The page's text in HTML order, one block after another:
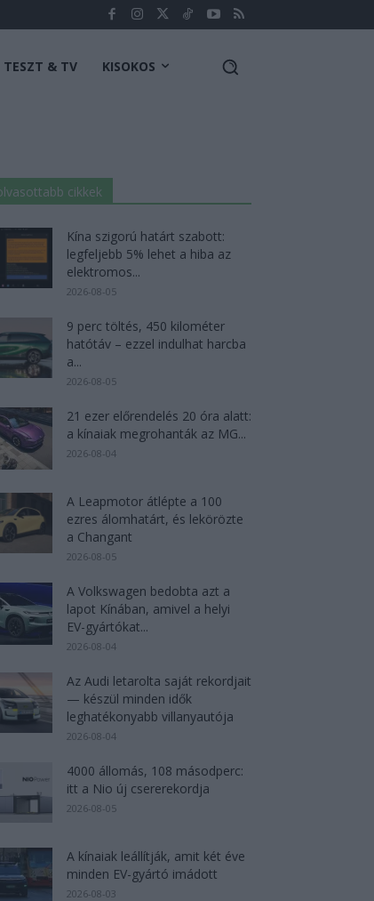
TESZT & TV KISOKOS
cikkek
Kína szigorú határt szabott:
legfeljebb 5% lehet a hiba az
elektromos...
2026-08-05
9 perc töltés, 450 kilométer
hatótáv – ezzel indulhat harcba
a...
2026-08-05
21 ezer előrendelés 20 óra alatt:
a kínaiak megrohanták az MG...
2026-08-04
A Leapmotor átlépte a 100
ezres álomhatárt, és lekörözte
a Changant
2026-08-05
A Volkswagen bedobta azt a
lapot Kínában, amivel a helyi
EV-gyártókat...
2026-08-04
Az Audi letarolta saját rekordjait
— készül minden idők
leghatékonyabb villanyautója
2026-08-04
4000 állomás, 108 másodperc:
itt a Nio új csererekordja
2026-08-05
A kínaiak leállítják, amit két éve
minden EV-gyártó imádott
2026-08-03